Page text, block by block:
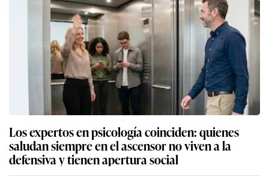
Los expertos en psicología coinciden: quienes
saludan siempre en el ascensor no viven a la
defensiva y tienen apertura social